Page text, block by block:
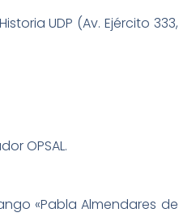
UDP (Av. Ejército 333,
OPSAL.
«Pabla Almendares de